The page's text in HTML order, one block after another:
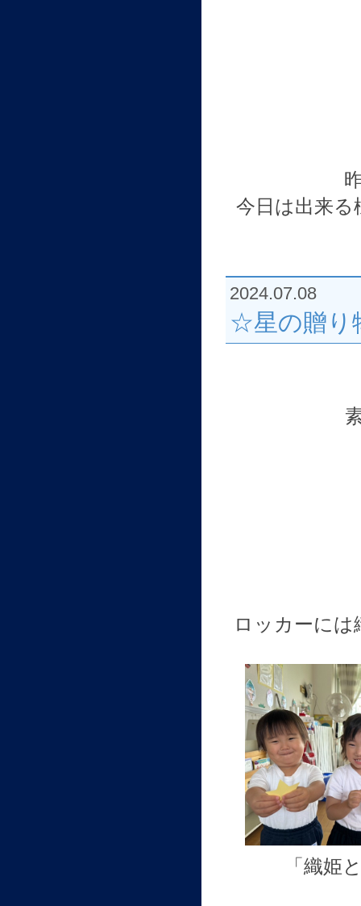
今日は出来
2024.07.08
☆星の贈
ロッカーに
「織姫